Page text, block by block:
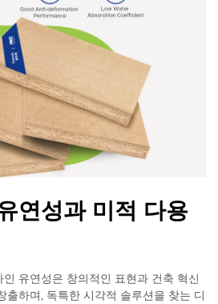
연성과 미적 다용
유연성은 창의적인 표현과 건축 혁신
출하며, 독특한 시각적 솔루션을 찾는 디